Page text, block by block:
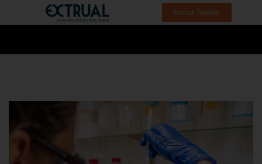
Iniciar Sesión